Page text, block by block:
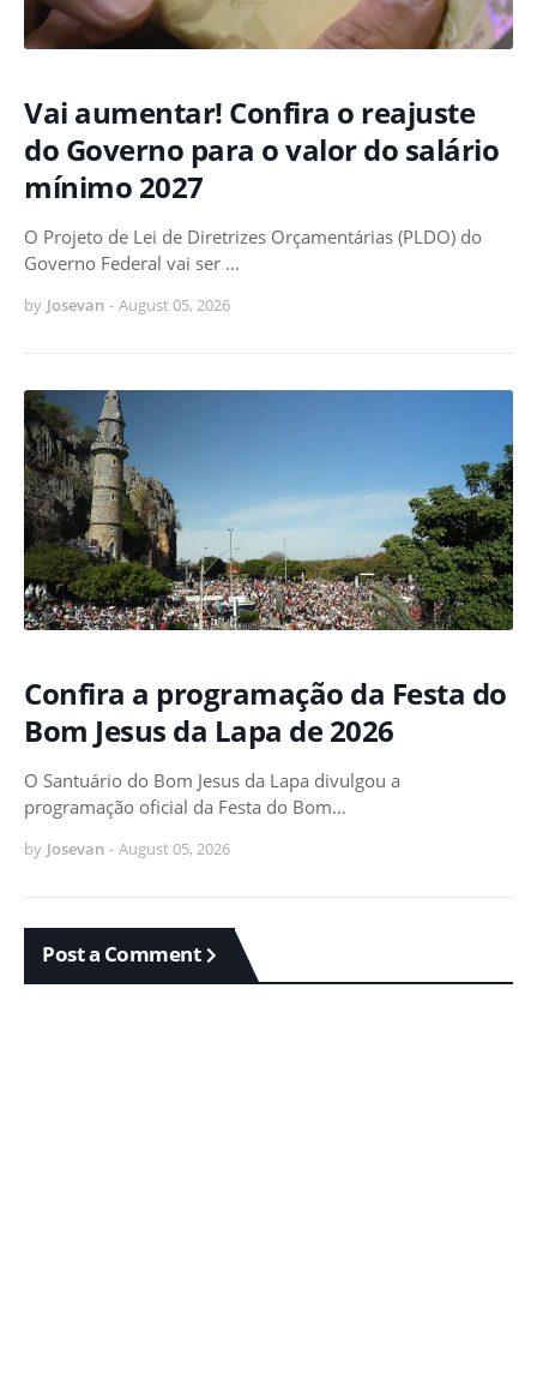
Vai aumentar! Confira o reajuste
do Governo para o valor do salário
mínimo 2027
O Projeto de Lei de Diretrizes Orçamentárias (PLDO) do
Governo Federal vai ser …
by Josevan - August 05, 2026
Confira a programação da Festa do
Bom Jesus da Lapa de 2026
O Santuário do Bom Jesus da Lapa divulgou a
programação oficial da Festa do Bom…
by Josevan - August 05, 2026
Post a Comment